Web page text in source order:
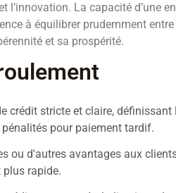
La capacité d’une
à équilibrer prudemment
et sa prospérité.
crédit stricte et claire,
pour paiement tardif.
ou d'autres avantages aux
plus rapide.